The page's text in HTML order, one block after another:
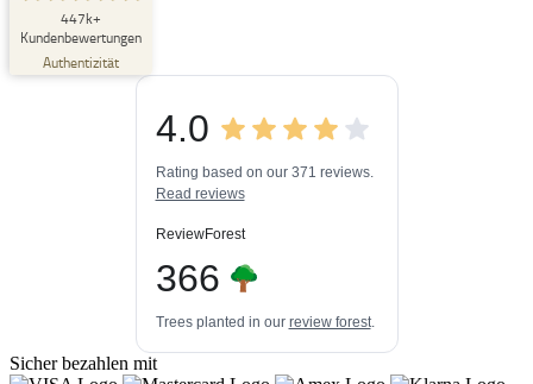
447k+
Kundenbewertungen
Authentizität
SEHR GUT
4,84
/
5,00
3
ProvenExpert.com
Blick aufs ProvenExpert-Profil werfen
03.08.2026
4.0
Rating based on our 371 reviews.
Read reviews
ReviewForest
366
Trees planted in our review forest.
Sicher bezahlen mit